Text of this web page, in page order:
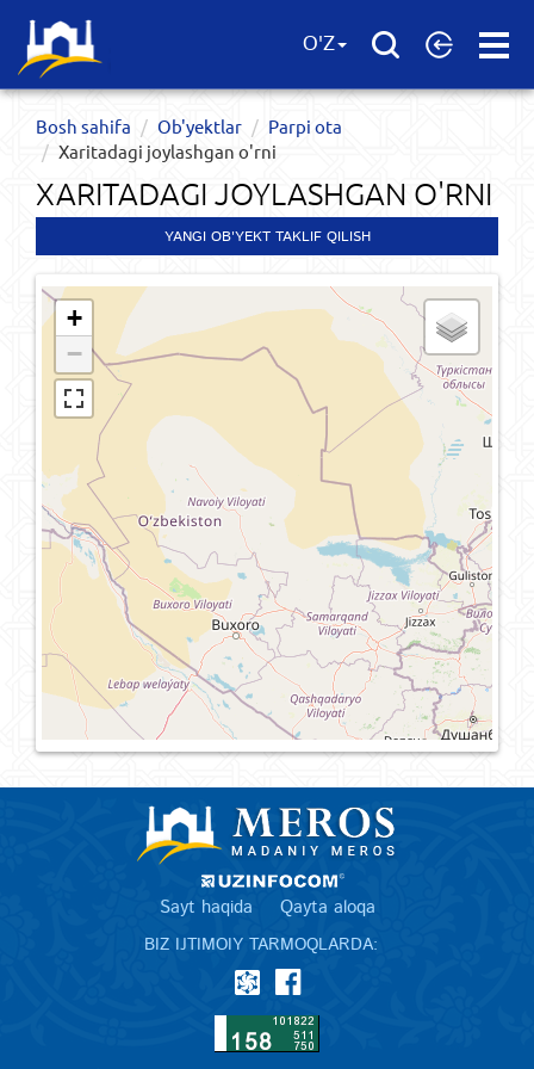
Open
O'Z
Bosh sahifa Ob'yektlar​
Parpi ota
Xaritadagi joylashgan o'rni
XARITADAGI JOYLASHGAN O'RNI
YANGI OB'YEKT TAKLIF QILISH
+
−
Sayt haqida Qayta aloqa
BIZ IJTIMOIY TARMOQLARDA: